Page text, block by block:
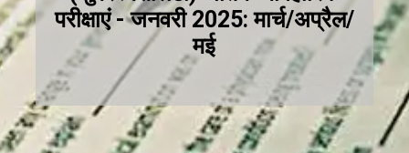
परीक्षाएं - जनवरी 2025: मार्च/अप्रैल/
मई